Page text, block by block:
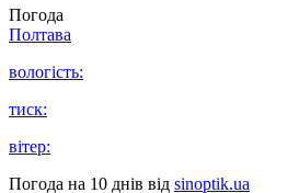
Погода
Полтава
вологість:
тиск:
вітер:
Погода на 10 днів від sinoptik.ua